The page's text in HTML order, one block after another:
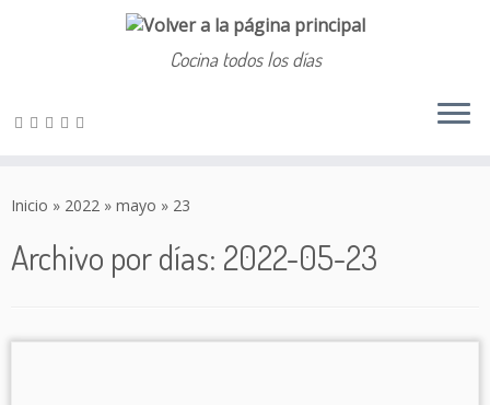
Cocina todos los días
Inicio » 2022 » mayo » 23
Archivo por días: 2022-05-23